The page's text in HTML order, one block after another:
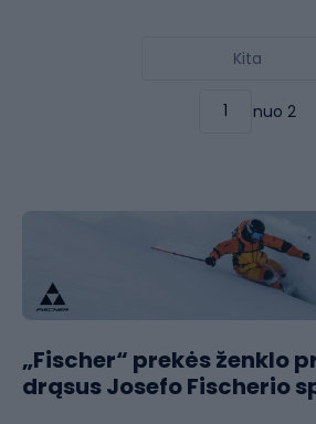
Kita
nuo 2
„Fischer“ prekės ženklo
drąsus Josefo Fischerio